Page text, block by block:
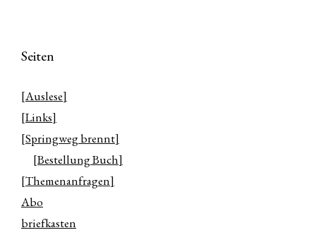
Seiten
[Auslese]
[Links]
[Springweg brennt]
[Bestellung Buch]
[Themenanfragen]
Abo
briefkasten